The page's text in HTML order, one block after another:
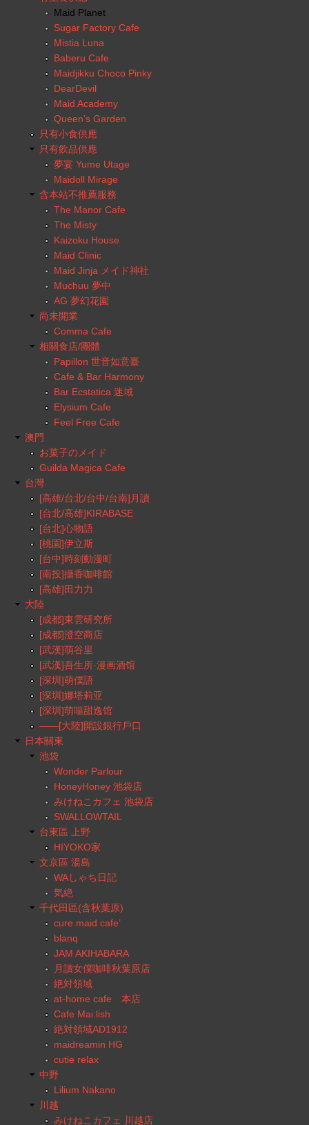
Maid Planet
Sugar Factory Cafe
Mistia Luna
Baberu Cafe
Maidjikku Choco Pinky
DearDevil
Maid Academy
Queen’s Garden
只有小食供應
只有飲品供應
夢宴 Yume Utage
Maidoll Mirage
含本站不推薦服務
The Manor Cafe
The Misty
Kaizoku House
Maid Clinic
Maid Jinja メイド神社
Muchuu 夢中
AG 夢幻花園
尚未開業
Comma Cafe
相關食店/團體
Papillon 世音如意臺
Cafe & Bar Harmony
Bar Ecstatica 迷域
Elysium Cafe
Feel Free Cafe
澳門
お菓子のメイド
Guilda Magica Cafe
台灣
[高雄/台北/台中/台南]月讀
[台北/高雄]KIRABASE
[台北]心物語
[桃園]伊立斯
[台中]時刻動漫町
[南投]攝香咖啡館
[高雄]田力力
大陸
[成都]東雲研究所
[成都]澄空商店
[武漢]萌谷里
[武漢]吾生所·漫画酒馆
[深圳]萌僕語
[深圳]娜塔莉亚
[深圳]萌喵甜逸馆
——[大陸]開設銀行戶口
日本關東
池袋
Wonder Parlour
HoneyHoney 池袋店
みけねこカフェ 池袋店
SWALLOWTAIL
台東區 上野
HIYOKO家
文京區 湯島
WAしゃち日記
気絶
千代田區(含秋葉原)
cure maid cafe’
blanq
JAM AKIHABARA
月讀女僕咖啡秋葉原店
絶対領域
at-home cafe 本店
Cafe Mai:lish
絶対領域AD1912
maidreamin HG
cutie relax
中野
Lilium Nakano
川越
みけねこカフェ 川越店